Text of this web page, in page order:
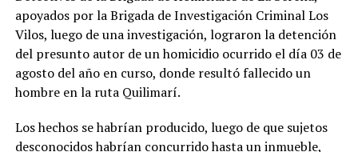
apoyados por la Brigada de Investigación Criminal Los
Vilos, luego de una investigación, lograron la detención
del presunto autor de un homicidio ocurrido el día 03 de
agosto del año en curso, donde resultó fallecido un
hombre en la ruta Quilimarí.
Los hechos se habrían producido, luego de que sujetos
desconocidos habrían concurrido hasta un inmueble,